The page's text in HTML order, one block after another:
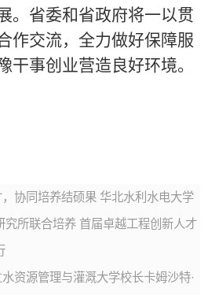
。省委和省政府将一以贯
作交流，全力做好保障服
干事创业营造良好环境。
协同培养结硕果 华北水利水电大学
究所联合培养 首届卓越工程创新人才
资源管理与灌溉大学校长卡姆沙特·